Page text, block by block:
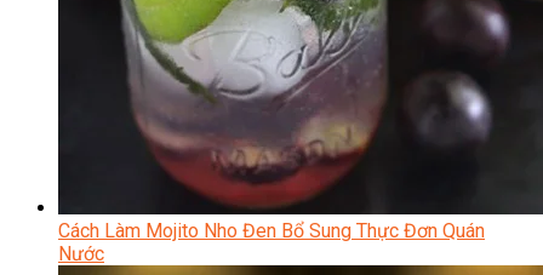
Cách Làm Mojito Nho Đen Bổ Sung Thực Đơn Quán
Nước